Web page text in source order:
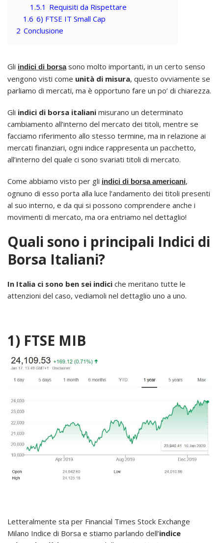
1.5.1 Requisiti da Rispettare
1.6 6) FTSE IT Small Cap
2 Conclusione
Gli indici di borsasono molto importanti, in un certo senso
vengono visti come unità di misura, questo ovviamente se
parliamo di mercati, ma è opportuno fare un po’ di chiarezza.
Gli indici di borsa italiani misurano un determinato
cambiamento all’interno del mercato dei titoli, mentre se
facciamo riferimento allo stesso termine, ma in relazione ai
mercati finanziari, ogni indice rappresenta un pacchetto,
all’interno del quale ci sono svariati titoli di mercato.
Come abbiamo visto per gli indici di borsa americani,
ognuno di esso porta alla luce l’andamento dei titoli presenti
al suo interno, e da qui si possono comprendere anche i
movimenti di mercato, ma ora entriamo nel dettaglio!
Quali sono i principali Indici di
Borsa Italiani?
In Italia ci sono ben sei indici che meritano tutte le
attenzioni del caso, vediamoli nel dettaglio uno a uno.
1) FTSE MIB
Letteralmente sta per Financial Times Stock Exchange
Milano Indice di Borsa e stiamo parlando dell’indice